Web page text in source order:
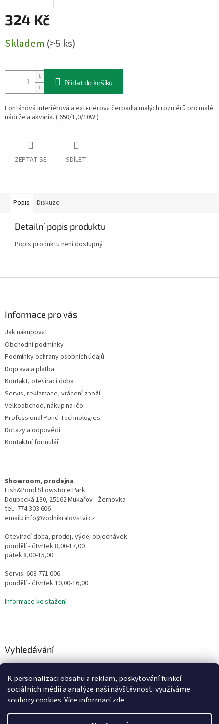
K personalizaci obsahu a reklam, poskytování funkcí
sociálních médií a analýze naší návštěvnosti využíváme
soubory cookies. Více informacízde.
324 Kč
cena:
Skladem (>5 ks)
Přidat do košíku
Fontánová interiérová a exteriérová čerpadla malých rozměrů pro malé
nádrže a akvária. ( 650/1,0/10W )
ZEPTAT SE SDÍLET
Popis Diskuze
Detailní popis produktu
Popis produktu není dostupný
Informace pro vás
Jak nakupovat
Obchodní podmínky
Podmínky ochrany osobních údajů
Doprava a platba
Kontakt, otevírací doba
Servis, reklamace, vrácení zboží
Velkoobchod, nákup na ičo
Professional Pond Technologies
Dotazy a odpovědi
Kontaktní formulář
Showroom, prodejna
Fish&Pond Showstone Park
Doubecká 130, 25162 Mukařov - Žernovka
tel.: 774 303 606
email.: info@vodnikralovstvi.cz
Otevírací doba, prodej, výdej objednávek:
pondělí - čtvrtek 8,00-17,00
pátek 8,00-15,00
Servis: 608 771 006
pondělí - čtvrtek 10,00-16,00
Informace ke stažení
Vyhledávání
HLEDAT